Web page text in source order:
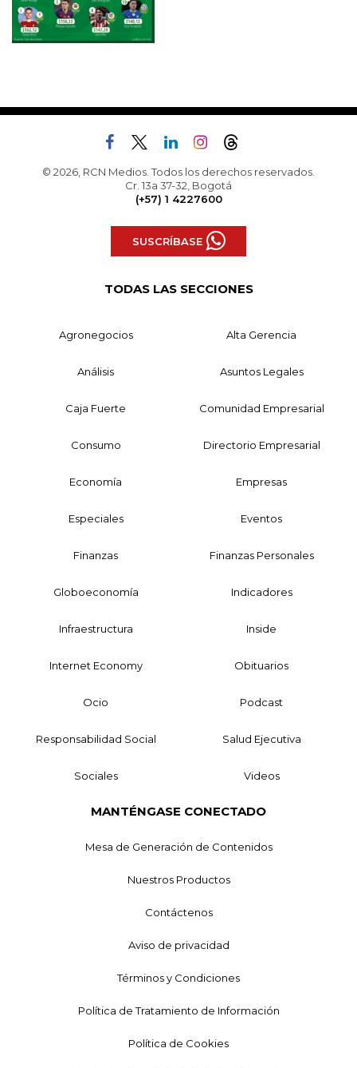
© 2026, RCN Medios. Todos los derechos reservados.
Cr. 13a 37-32, Bogotá
(+57) 1 4227600
SUSCRÍBASE
TODAS LAS SECCIONES
Agronegocios Alta Gerencia
Análisis Asuntos Legales
Caja Fuerte Comunidad Empresarial
Consumo Directorio Empresarial
Economía Empresas
Especiales Eventos
Finanzas Finanzas Personales
Globoeconomía Indicadores
Infraestructura Inside
Internet Economy Obituarios
Ocio Podcast
Responsabilidad Social Salud Ejecutiva
Sociales Videos
MANTÉNGASE CONECTADO
Mesa de Generación de Contenidos
Nuestros Productos
Contáctenos
Aviso de privacidad
Términos y Condiciones
Política de Tratamiento de Información
Política de Cookies